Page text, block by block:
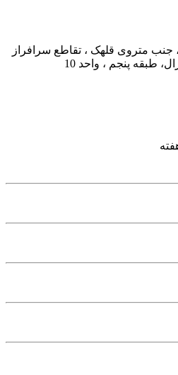
جنب متروی قلهک ، تقاطع سرافراز
طبقه پنجم ، واحد 10